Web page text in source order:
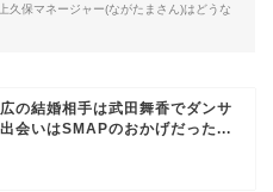
久保マネージャー(ながたまさん)はどうな
の結婚相手は武田舞香でダンサ
会いはSMAPのおかげだった...